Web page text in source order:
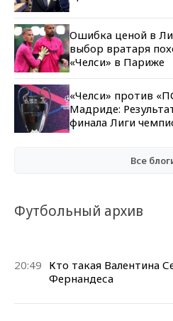
Ошибка ценой в
выбор вратаря
«Челси» в Париже
«Челси» против
Мадриде:
финала Лиги
Все
Футбольный архив
20:49 Кто такая Валентина
Фернандеса